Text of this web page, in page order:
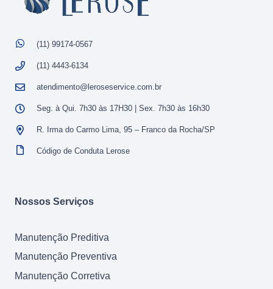
(11) 99174-0567
(11) 4443-6134
atendimento@leroseservice.com.br
Seg. à Qui. 7h30 às 17H30 | Sex. 7h30 às 16h30
R. Irma do Carmo Lima, 95 – Franco da Rocha/SP
Código de Conduta Lerose
Nossos Serviços
Manutenção Preditiva
Manutenção Preventiva
Manutenção Corretiva